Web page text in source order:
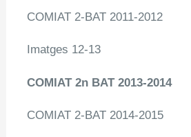
COMIAT 2-BAT 2011-2012
Imatges 12-13
COMIAT 2n BAT 2013-2014
COMIAT 2-BAT 2014-2015